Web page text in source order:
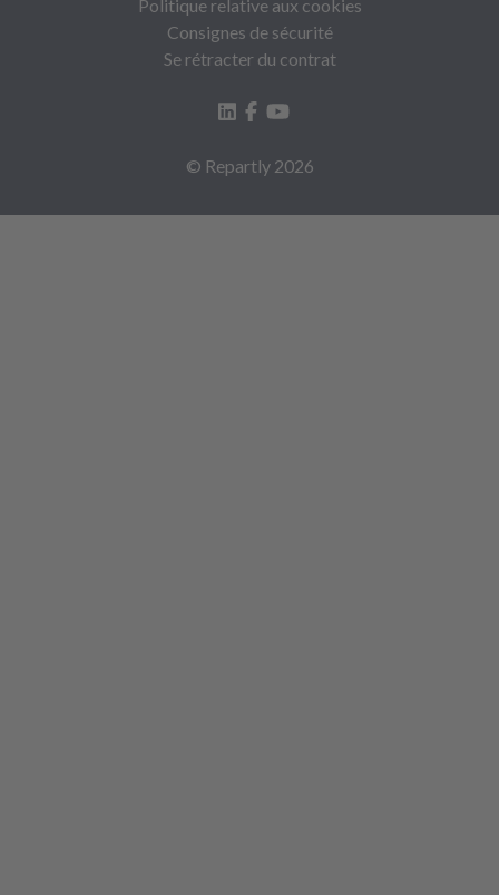
Politique relative aux cookies
Consignes de sécurité
Se rétracter du contrat
© Repartly 2026